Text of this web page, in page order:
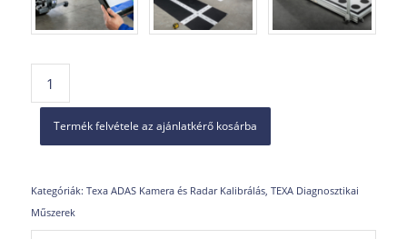
Termék felvétele az ajánlatkérő kosárba
Kategóriák: Texa ADAS Kamera és Radar Kalibrálás, TEXA Diagnosztikai
Műszerek